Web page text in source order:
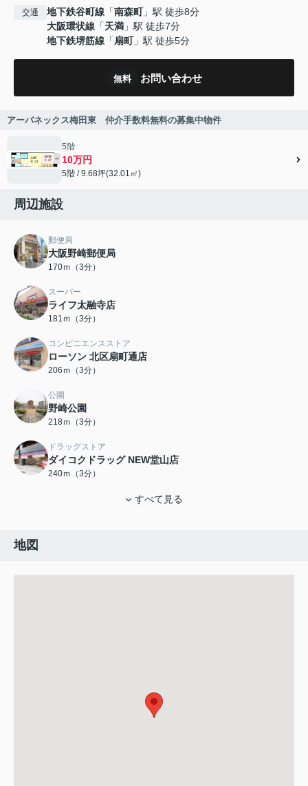
交通 地下鉄谷町線 「南森町」駅 徒歩8分
大阪環状線 「天満 」駅 徒歩7分
地下鉄堺筋線 「扇町」駅 徒歩5分
無料 お問い合わせ
アーバネックス梅田東 仲介手数料無料の募集中物件
5階
10万円
5階 / 9.68坪(32.01㎡)
周辺施設
郵便局
大阪野崎郵便局
170ｍ（3分）
スーパー
ライフ太融寺店
181ｍ（3分）
コンビニエンスストア
ローソン 北区扇町通店
206ｍ（3分）
公園
野崎公園
218ｍ（3分）
ドラッグストア
ダイコクドラッグ NEW堂山店
240ｍ（3分）
すべて見る
地図